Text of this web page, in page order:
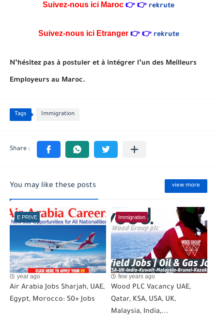
Suivez-nous ici Maroc 👉 👉 rekrute
Suivez-nous ici Etranger👉👉 rekrute
N’hésitez pas à postuler et à intégrer l’un des Meilleurs
Employeurs au Maroc.
Tags Immigration
You may like these posts view more
E PRIVE
year ago
Air Arabia Jobs Sharjah, UAE,
Egypt, Morocco: 50+ Jobs
Immigration
few years ago
Wood PLC Vacancy UAE,
Qatar, KSA, USA, UK,
Malaysia, India,...